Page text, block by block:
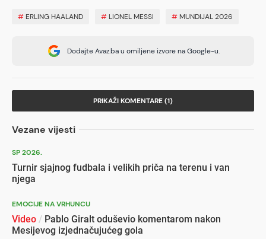
# ERLING HAALAND # LIONEL MESSI # MUNDIJAL 2026
Dodajte Avaz.ba u omiljene izvore na Google-u.
PRIKAŽI KOMENTARE (1)
Vezane vijesti
SP 2026.
Turnir sjajnog fudbala i velikih priča na terenu i van
njega
EMOCIJE NA VRHUNCU
Video / Pablo Giralt oduševio komentarom nakon
Mesijevog izjednačujućeg gola